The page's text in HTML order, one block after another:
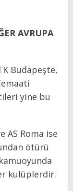
AVRUPA
Budapeşte,
yine bu
AS Roma ise
ötürü
kulüplerdir.